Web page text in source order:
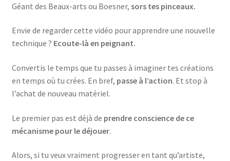
Géant des Beaux-arts ou Boesner, sors tes pinceaux.
Envie de regarder cette vidéo pour apprendre une nouvelle
technique ? Ecoute-là en peignant.
Convertis le temps que tu passes à imaginer tes créations
en temps où tu crées. En bref, passe à l’action. Et stop à
l’achat de nouveau matériel.
Le premier pas est déjà de prendre conscience de ce
mécanisme pour le déjouer.
Alors, si tu veux vraiment progresser en tant qu’artiste,